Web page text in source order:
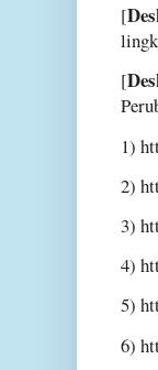
[
[
1)
2)
3)
4)
5)
6)